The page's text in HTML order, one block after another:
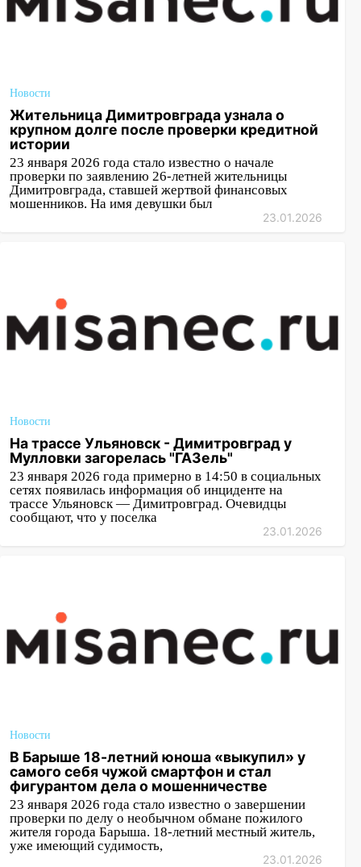
Новости
Жительница Димитровграда узнала о
крупном долге после проверки кредитной
истории
23 января 2026 года стало известно о начале
проверки по заявлению 26-летней жительницы
Димитровграда, ставшей жертвой финансовых
мошенников. На имя девушки был
23.01.2026
Новости
На трассе Ульяновск - Димитровград у
Мулловки загорелась "ГАЗель"
23 января 2026 года примерно в 14:50 в социальных
сетях появилась информация об инциденте на
трассе Ульяновск — Димитровград. Очевидцы
сообщают, что у поселка
23.01.2026
Новости
В Барыше 18-летний юноша «выкупил» у
самого себя чужой смартфон и стал
фигурантом дела о мошенничестве
23 января 2026 года стало известно о завершении
проверки по делу о необычном обмане пожилого
жителя города Барыша. 18-летний местный житель,
уже имеющий судимость,
23.01.2026